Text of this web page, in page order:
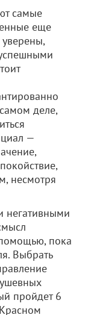
самые
еще
деле,
—
несмотря
негативными
пока
Выбрать
пройдет 6